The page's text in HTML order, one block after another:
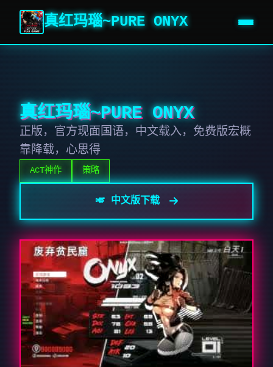
真红玛瑙~PURE ONYX
真红玛瑙~PURE ONYX
正版，官方现面国语，中文载入，免费版宏概
靠降载，心思得
ACT神作 策略
🎺 中文版下载